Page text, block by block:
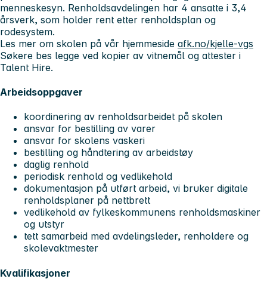
menneskesyn. Renholdsavdelingen har 4 ansatte i 3,4
årsverk, som holder rent etter renholdsplan og
rodesystem.
Les mer om skolen på vår hjemmeside afk.no/kjelle-vgs
Søkere bes legge ved kopier av vitnemål og attester i
Talent Hire.
Arbeidsoppgaver
koordinering av renholdsarbeidet på skolen
ansvar for bestilling av varer
ansvar for skolens vaskeri
bestilling og håndtering av arbeidstøy
daglig renhold
periodisk renhold og vedlikehold
dokumentasjon på utført arbeid, vi bruker digitale
renholdsplaner på nettbrett
vedlikehold av fylkeskommunens renholdsmaskiner
og utstyr
tett samarbeid med avdelingsleder, renholdere og
skolevaktmester
Kvalifikasjoner